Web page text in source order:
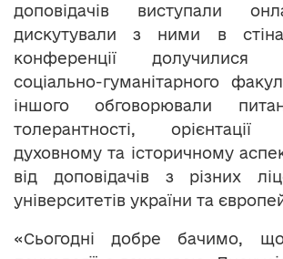
доповідачів виступали
дискутували з ними в
конференції долучилися
соціально-гуманітарного
іншого обговорювали
толерантності,
духовному та історичному
від доповідачів з різних
університетів україни та
«Сьогодні добре бачимо,